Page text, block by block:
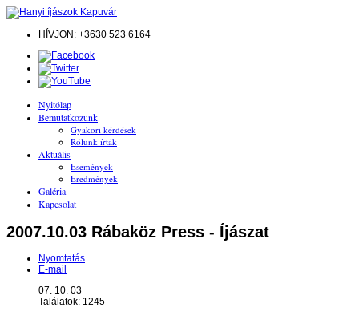
HÍVJON: +3630 523 6164
Nyitólap
Bemutatkozunk
Gyakori kérdések
Rólunk írták
Aktuális
Események
Eredmények
Galéria
Kapcsolat
2007.10.03 Rábaköz Press - Íjászat
Nyomtatás
E-mail
07. 10. 03
Találatok: 1245